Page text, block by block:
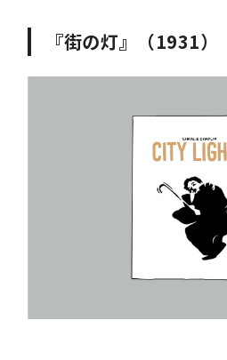
『街の灯』（1931）